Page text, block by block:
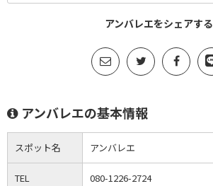
アンバレエをシェアする
アンバレエの基本情報
スポット名 アンバレエ
TEL 080-1226-2724